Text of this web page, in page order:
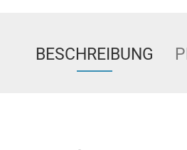
BESCHREIBUNG